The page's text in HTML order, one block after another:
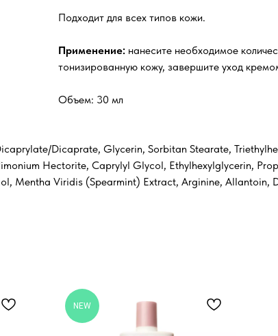
Подходит для всех типов кожи.
Применение: нанесите необходимое
тонизированную кожу, завершите уход
Объем: 30 мл
Dicaprate, Glycerin, Sorbitan Stearate,
Hectorite, Caprylyl Glycol, Ethylhexylglycerin,
Mentha Viridis (Spearmint) Extract, Arginine, Allantoin,
NEW